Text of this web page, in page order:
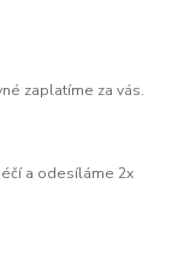
zaplatíme za vás.
a odesíláme 2x